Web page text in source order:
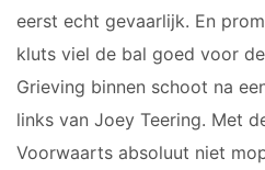
JO12-2JM
JO12-3
JO12-4JM
JO12-5JM
eerst echt gevaarlijk. En
kluts viel de bal goed voor
Grieving binnen schoot na
links van Joey Teering. Met
Voorwaarts absoluut niet